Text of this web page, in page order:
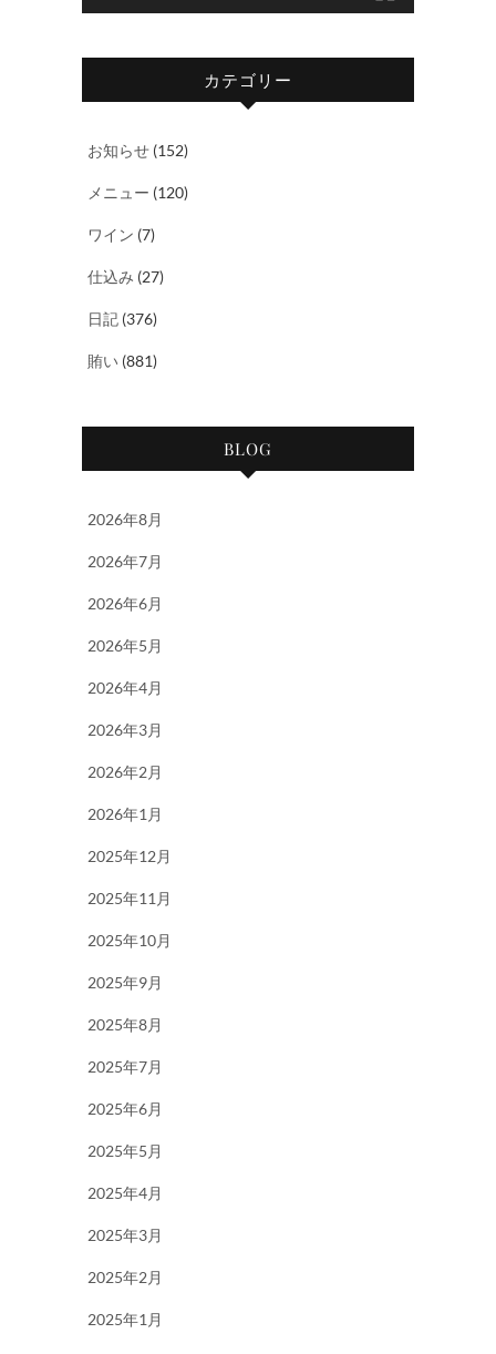
カテゴリー
お知らせ (152)
メニュー (120)
ワイン (7)
仕込み (27)
日記 (376)
賄い (881)
BLOG
2026年8月
2026年7月
2026年6月
2026年5月
2026年4月
2026年3月
2026年2月
2026年1月
2025年12月
2025年11月
2025年10月
2025年9月
2025年8月
2025年7月
2025年6月
2025年5月
2025年4月
2025年3月
2025年2月
2025年1月